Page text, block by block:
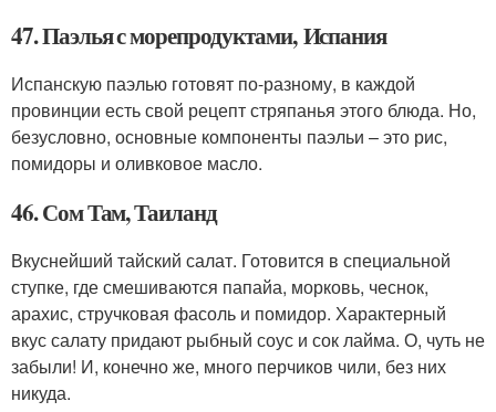
47. Паэлья с морепродуктами, Испания
Испанскую паэлью готовят по-разному, в каждой
провинции есть свой рецепт стряпанья этого блюда. Но,
безусловно, основные компоненты паэльи – это рис,
помидоры и оливковое масло.
46. Сом Там, Таиланд
Вкуснейший тайский салат. Готовится в специальной
ступке, где смешиваются папайа, морковь, чеснок,
арахис, стручковая фасоль и помидор. Характерный
вкус салату придают рыбный соус и сок лайма. О, чуть не
забыли! И, конечно же, много перчиков чили, без них
никуда.